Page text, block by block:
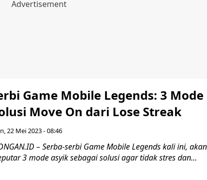
Game Mobile Legends: 3 Mode
Move On dari Lose Streak
22 Mei 2023 - 08:46
– Serba-serbi Game Mobile Legends kali ini, akan
3 mode asyik sebagai solusi agar tidak stres dan...